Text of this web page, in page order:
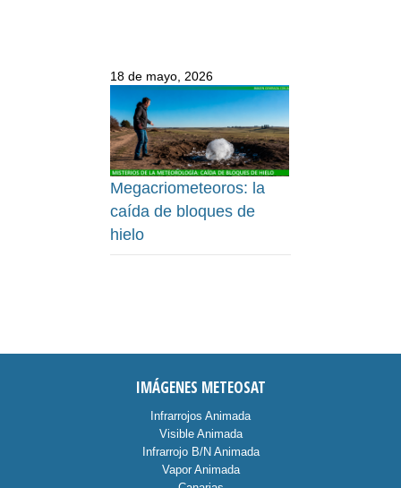
18 de mayo, 2026
Megacriometeoros: la
caída de bloques de
hielo
IMÁGENES METEOSAT
Infrarrojos Animada
Visible Animada
Infrarrojo B/N Animada
Vapor Animada